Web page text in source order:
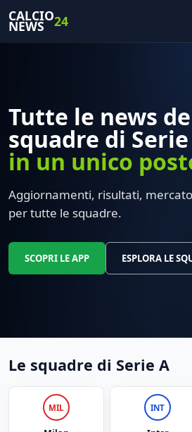
CALCIO
NEWS 24
Tutte le news
squadre di
in un unico
Aggiornamenti, risultati,
per tutte le squadre.
SCOPRI LE APP ESPLORA LE
Le squadre di Serie A
MIL INT